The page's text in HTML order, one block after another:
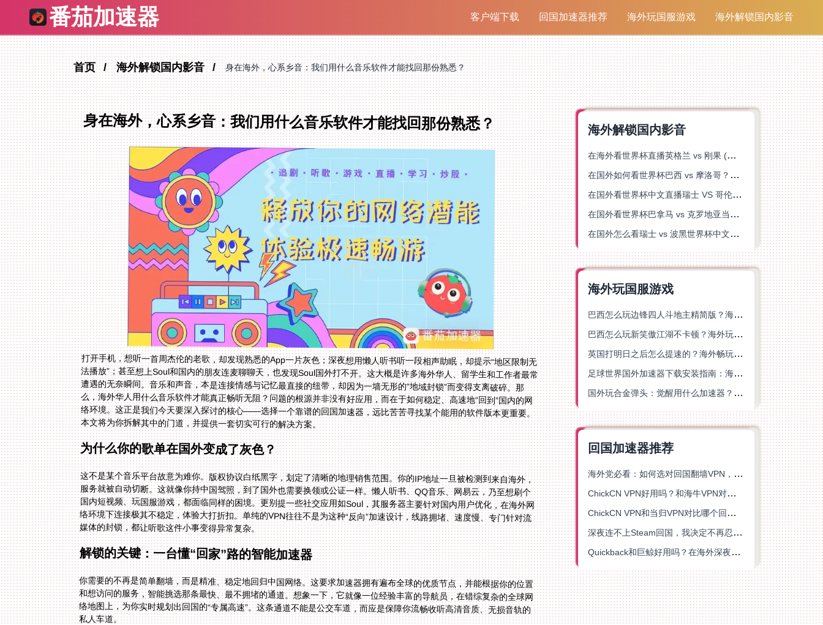
番茄加速器 客户端下载 回国加速器推荐 海外玩国服游戏 海外解锁国内影音
首页 海外解锁国内影音 身在海外，心系乡音：我们用什么音乐软件才能找回那份熟悉？
身在海外，心系乡音：我们用什么音乐软件才能找回那份熟悉？
打开手机，想听一首周杰伦的老歌，却发现熟悉的App一片灰色；深夜想用懒人听书听一段相声助眠，却提示“地区限制无
法播放”；甚至想上Soul和国内的朋友连麦聊聊天，也发现Soul国外打不开。这大概是许多海外华人、留学生和工作者最常
遭遇的无奈瞬间。音乐和声音，本是连接情感与记忆最直接的纽带，却因为一墙无形的“地域封锁”而变得支离破碎。那
么，海外华人用什么音乐软件才能真正畅听无阻？问题的根源并非没有好应用，而在于如何稳定、高速地“回到”国内的网
络环境。这正是我们今天要深入探讨的核心——选择一个靠谱的回国加速器，远比苦苦寻找某个能用的软件版本更重要。
本文将为你拆解其中的门道，并提供一套切实可行的解决方案。
为什么你的歌单在国外变成了灰色？
这不是某个音乐平台故意为难你。版权协议白纸黑字，划定了清晰的地理销售范围。你的IP地址一旦被检测到来自海外，
服务就被自动切断。这就像你持中国驾照，到了国外也需要换领或公证一样。懒人听书、QQ音乐、网易云，乃至想刷个
国内短视频、玩国服游戏，都面临同样的困境。更别提一些社交应用如Soul，其服务器主要针对国内用户优化，在海外网
络环境下连接极其不稳定，体验大打折扣。单纯的VPN往往不是为这种“反向”加速设计，线路拥堵、速度慢、专门针对流
媒体的封锁，都让听歌这件小事变得异常复杂。
解锁的关键：一台懂“回家”路的智能加速器
你需要的不再是简单翻墙，而是精准、稳定地回归中国网络。这要求加速器拥有遍布全球的优质节点，并能根据你的位置
和想访问的服务，智能挑选那条最快、最不拥堵的通道。想象一下，它就像一位经验丰富的导航员，在错综复杂的全球网
络地图上，为你实时规划出回国的“专属高速”。这条通道不能是公交车道，而应是保障你流畅收听高清音质、无损音轨的
私人车道。
海外解锁国内影音
在海外看世界杯直播英格兰 vs 刚果 (金)当前地区不可播放？这篇指南帮你突破所有限制
在国外如何看世界杯巴西 vs 摩洛哥？海外党专属体育观赛指南来了
在国外看世界杯中文直播瑞士 VS 哥伦比亚当前地区不可播放？这篇指南帮你搞定
在国外看世界杯巴拿马 vs 克罗地亚当前地区不可播放？这篇指南帮你轻松解决海外体育直播难题
在国外怎么看瑞士 vs 波黑世界杯中文解说？这篇指南帮你搞定所有地区限制问题
海外玩国服游戏
巴西怎么玩边锋四人斗地主精简版？海外游戏党的加速器终极选择
巴西怎么玩新笑傲江湖不卡顿？海外玩家国服游戏加速终极指南（附猫和老鼠一梦江湖实测）
英国打明日之后怎么提速的？海外畅玩国服游戏终极指南
足球世界国外加速器下载安装指南：海外党畅玩国服游戏的终极解决方案
国外玩合金弹头：觉醒用什么加速器？一份写给海外游子的畅玩指南
回国加速器推荐
海外党必看：如何选对回国翻墙VPN，无缝解锁国内资源？
ChickCN VPN好用吗？和海牛VPN对比哪个回国效果更好？
ChickCN VPN和当归VPN对比哪个回国效果更好？海外党亲测后选了它
深夜连不上Steam回国，我决定不再忍受这数字鸿沟
Quickback和巨鲸好用吗？在海外深夜想刷B站、追爱奇艺的你，或许正需要这份答案